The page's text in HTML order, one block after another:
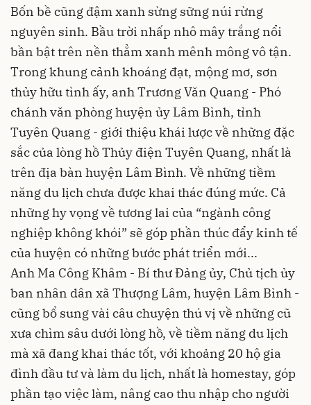
Bốn bề cũng đậm xanh sừng sững núi rừng
nguyên sinh. Bầu trời nhấp nhô mây trắng nổi
bần bật trên nền thẳm xanh mênh mông vô tận.
Trong khung cảnh khoáng đạt, mộng mơ, sơn
thủy hữu tình ấy, anh Trương Văn Quang - Phó
chánh văn phòng huyện ủy Lâm Bình, tỉnh
Tuyên Quang - giới thiệu khái lược về những đặc
sắc của lòng hồ Thủy điện Tuyên Quang, nhất là
trên địa bàn huyện Lâm Bình. Về những tiềm
năng du lịch chưa được khai thác đúng mức. Cả
những hy vọng về tương lai của “ngành công
nghiệp không khói” sẽ góp phần thúc đẩy kinh tế
của huyện có những bước phát triển mới...
Anh Ma Công Khâm - Bí thư Đảng ủy, Chủ tịch ủy
ban nhân dân xã Thượng Lâm, huyện Lâm Bình -
cũng bổ sung vài câu chuyện thú vị về những cũ
xưa chìm sâu dưới lòng hồ, về tiềm năng du lịch
mà xã đang khai thác tốt, với khoảng 20 hộ gia
đình đầu tư và làm du lịch, nhất là homestay, góp
phần tạo việc làm, nâng cao thu nhập cho người